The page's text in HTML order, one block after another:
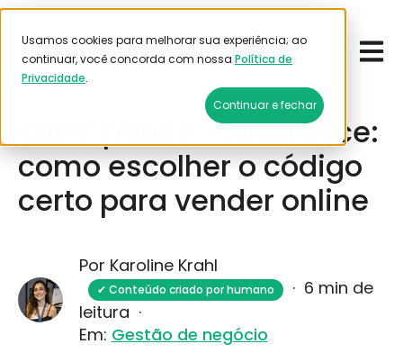
Usamos cookies para melhorar sua experiência; ao
continuar, você concorda com nossa Política de
Privacidade.
Continuar e fechar
Emitir frete
CNAE para e-commerce:
como escolher o código
certo para vender online
Por Karoline Krahl
✔ Conteúdo criado por humano · 6 min de
leitura ·
Em: Gestão de negócio